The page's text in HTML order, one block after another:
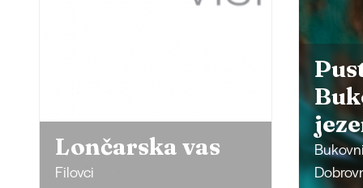
jezero
Bukovniško jezero, Občina
Dobrovnik